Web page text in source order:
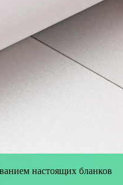
настоящих бланков